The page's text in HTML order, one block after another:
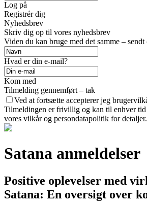
Log på
Registrér dig
Nyhedsbrev
Skriv dig op til vores nyhedsbrev
Viden du kan bruge med det samme –
Hvad er din e-mail?
Kom med
Tilmelding gennemført – tak
Ved at fortsætte accepterer jeg
Tilmeldingen er frivillig og kan til enhver
vores vilkår og persondatapolitik for detaljer.
Satana anmeldelser
Positive oplevelser med
Satana: En oversigt over